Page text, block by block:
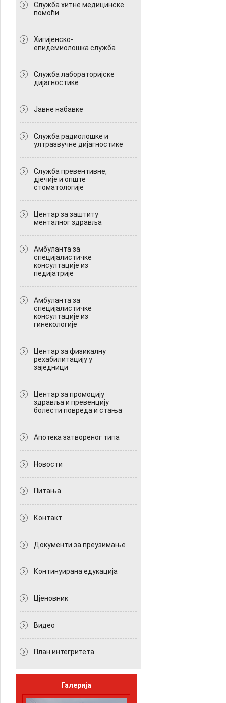
Служба хитне медицинске
помоћи
Хигијенско-
епидемиолошка служба
Служба лабораторијске
дијагностике
Јавне набавке
Служба радиолошке и
ултразвучне дијагностике
Служба превентивне,
дјечије и опште
стоматологије
Центар за заштиту
менталног здравља
Амбуланта за
специјалистичке
консултације из
педијатрије
Амбуланта за
специјалистичке
консултације из
гинекологије
Центар за физикалну
рехабилитацију у
заједници
Центар за промоцију
здравља и превенцију
болести повреда и стања
Апотека затвореног типа
Новости
Питања
Контакт
Документи за преузимање
Континуирана едукација
Цјеновник
Видео
План интегритета
Галерија